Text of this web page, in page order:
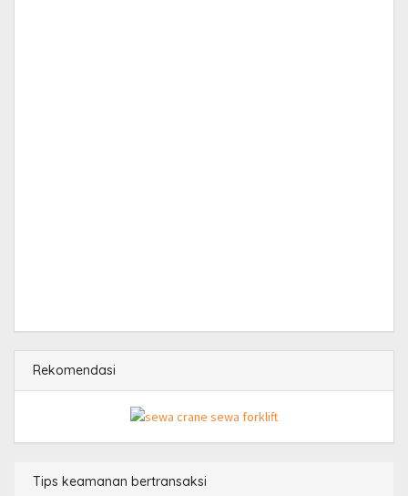
Rekomendasi
Tips keamanan bertransaksi